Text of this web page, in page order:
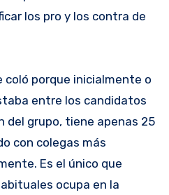
los pro y los contra de
coló porque inicialmente o
entre los candidatos
del grupo, tiene apenas 25
con colegas más
Es el único que
ocupa en la